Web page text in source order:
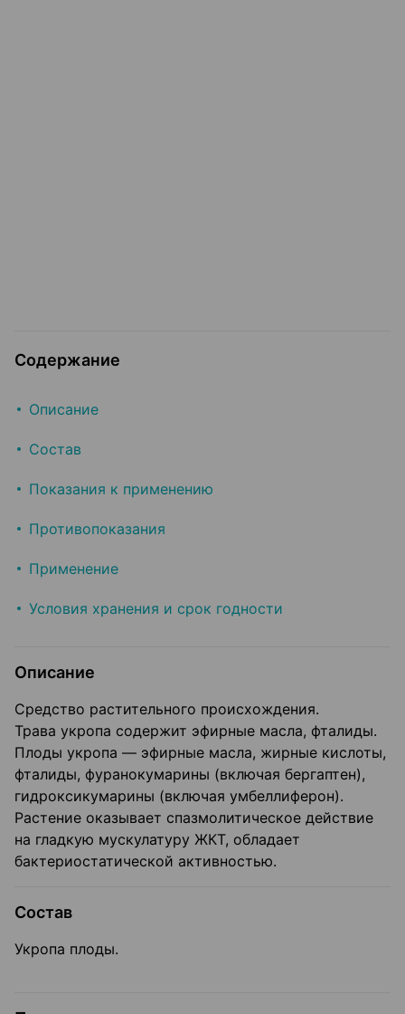
Содержание
Описание
Состав
Показания к применению
Противопоказания
Применение
Условия хранения и срок годности
Описание
Средство растительного происхождения.
Трава укропа содержит эфирные масла, фталиды.
Плоды укропа — эфирные масла, жирные кислоты,
фталиды, фуранокумарины (включая бергаптен),
гидроксикумарины (включая умбеллиферон).
Растение оказывает спазмолитическое действие
на гладкую мускулатуру ЖКТ, обладает
бактериостатической активностью.
Состав
Укропа плоды.